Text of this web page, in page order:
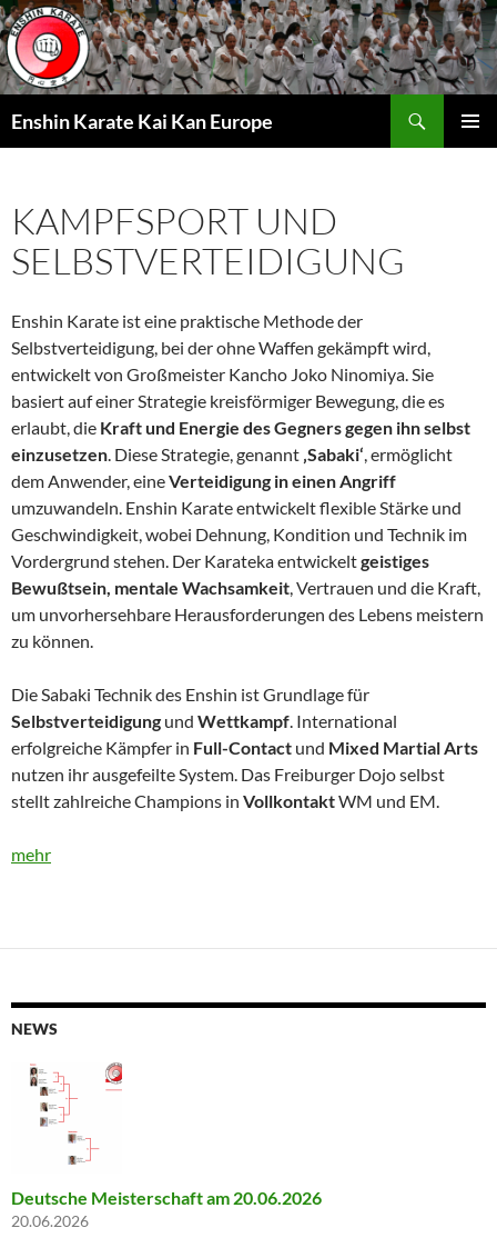
Zum
Inhalt
springen
Enshin Karate Kai Kan Europe
KAMPFSPORT UND
SELBSTVERTEIDIGUNG
Enshin Karate ist eine praktische Methode der
Selbstverteidigung, bei der ohne Waffen gekämpft wird,
entwickelt von Großmeister Kancho Joko Ninomiya. Sie
basiert auf einer Strategie kreisförmiger Bewegung, die es
erlaubt, die Kraft und Energie des Gegners gegen ihn selbst
einzusetzen. Diese Strategie, genannt ‚Sabaki‘, ermöglicht
dem Anwender, eineVerteidigung in einen Angriff
umzuwandeln. Enshin Karate entwickelt flexible Stärke und
Geschwindigkeit, wobei Dehnung, Kondition und Technik im
Vordergrund stehen. Der Karateka entwickeltgeistiges
Bewußtsein, mentale Wachsamkeit, Vertrauen und die Kraft,
um unvorhersehbare Herausforderungen des Lebens meistern
zu können.
Die Sabaki Technik des Enshin ist Grundlage für
Selbstverteidigung und Wettkampf. International
erfolgreiche Kämpfer in Full-Contact und Mixed Martial Arts
nutzen ihr ausgefeilte System. Das Freiburger Dojo selbst
stellt zahlreiche Champions in VollkontaktWM und EM.
mehr
NEWS
Deutsche Meisterschaft am 20.06.2026
20.06.2026